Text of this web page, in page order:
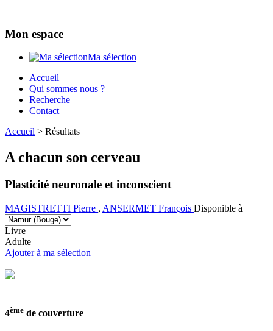
Mon espace
Ma sélection
Accueil
Qui sommes nous ?
Recherche
Contact
Accueil > Résultats
A chacun son cerveau
Plasticité neuronale et inconscient
MAGISTRETTI Pierre , ANSERMET François Disponible à
Livre
Adulte
Ajouter à ma sélection
4ème de couverture